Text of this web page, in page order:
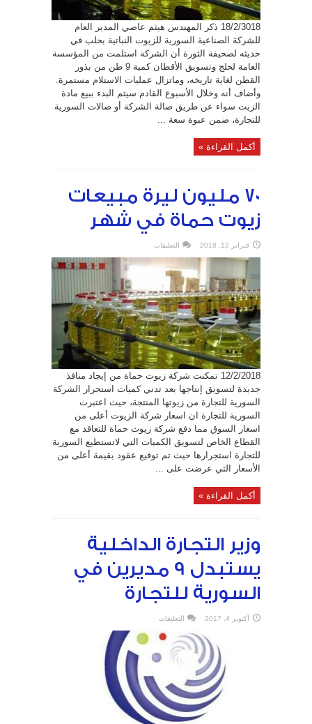
18/2/3018 ذكر المهندس هيثم عاصي المدير العام
للشركة الصناعية السورية للزيوت النباتية بحلب في
حديثه لصحيفة الثورة أن الشركة استلمت من المؤسسة
العامة لحلج وتسويق الأقطان كمية 9 طن من بذور
القطن لغاية تاريخه، وماتزال عمليات الاستلام مستمرة.
وأضاف أنه وخلال الأسبوع القادم سيتم البدء ببيع مادة
الزيت سواء عن طريق صالة الشركة أو صالات السورية
للتجارة، ضمن عبوة سعة ...
أكمل القراءة »
70 مليون ليرة مبيعات
زيوت حماة في شهر
فبراير 12, 2018 التعليقات
مليون
ليرة
حماة
في
شهر
مغلقة
12/2/2018 تمكنت شركة زيوت حماة من إيجاد منافذ
جديدة لتسويق إنتاجها بعد تدني كميات استجرار الشركة
السورية للتجارة من زيوتها المنتجة، حيث اعتبرت
السورية للتجارة ان اسعار شركة الزيوت أعلى من
اسعار السوق مما دفع شركة زيوت حماة للتعاقد مع
القطاع الخاص لتسويق الكميات التي لاتستطيع السورية
للتجارة استجرارها حيث تم توقيع عقود بقيمة أعلى من
الأسعار التي عرضت على ...
أكمل القراءة »
وزير التجارة الداخلية
يستبدل 9 مديرين في
السورية للتجارة
أكتوبر 4, 2017 التعليقات
التجارة
الداخلية
يستبدل
9
مديرين
السورية
للتجارة
مغلقة